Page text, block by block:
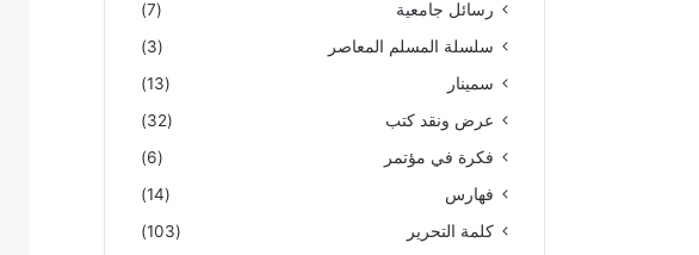
رسائل جامعية
(7)
سلسلة المسلم المعاصر
(3)
سمينار
(13)
عرض ونقد كتب
(32)
فكرة في مؤتمر
(6)
فهارس
(14)
كلمة التحرير
(103)